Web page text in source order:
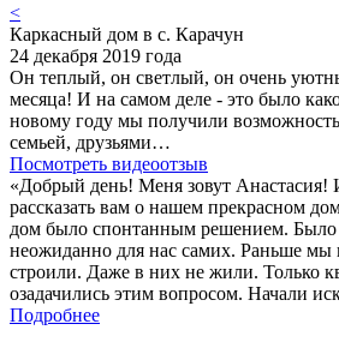
<
Каркасный дом в с. Карачун
24 декабря 2019 года
Он теплый, он светлый, он очень
месяца! И на самом деле - это было
новому году мы получили возможность
семьей, друзьями…
Посмотреть видеоотзыв
«Добрый день! Меня зовут Анастасия!
рассказать вам о нашем прекрасном
дом было спонтанным решением. Было
неожиданно для нас самих. Раньше мы
строили. Даже в них не жили. Только
озадачились этим вопросом. Начали
Подробнее